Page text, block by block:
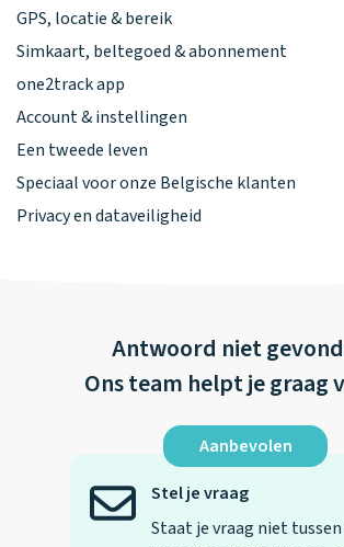
GPS, locatie & bereik
Simkaart, beltegoed & abonnement
one2track app
Account & instellingen
Een tweede leven
Speciaal voor onze Belgische klanten
Privacy en dataveiligheid
Antwoord niet
Ons team helpt je graag
Aanbevolen
Stel je vraag
Staat je vraag niet tussen